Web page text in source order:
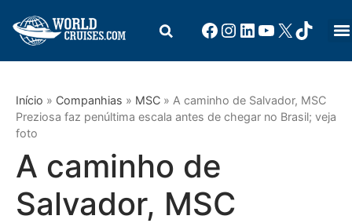
Início » Companhias » MSC » A caminho de Salvador, MSC
Preziosa faz penúltima escala antes de chegar no Brasil; veja
foto
A caminho de
Salvador, MSC